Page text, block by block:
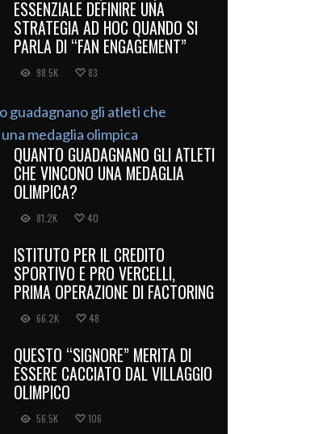
ESSENZIALE DEFINIRE UNA
STRATEGIA AD HOC QUANDO SI
PARLA DI “FAN ENGAGEMENT”
98.5K 83
QUANTO GUADAGNANO GLI ATLETI
CHE VINCONO UNA MEDAGLIA
OLIMPICA?
81.2K 40
ISTITUTO PER IL CREDITO
SPORTIVO E PRO VERCELLI,
PRIMA OPERAZIONE DI FACTORING
66.2K 48
QUESTO “SIGNORE” MERITA DI
ESSERE CACCIATO DAL VILLAGGIO
OLIMPICO
56.5K 106